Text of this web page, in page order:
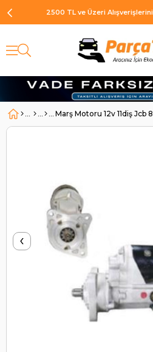
2500 TL ve Üzeri
Marş Motoru 12v 11diş
‹